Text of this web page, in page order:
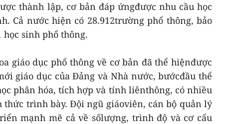
thành lập, cơ bản đáp ứngđược nhu cầu học
Cả nước hiện có 28.912trường phổ thông, bảo
học sinh phổ thông.
giáo dục phổ thông về cơ bản đã thể hiệnđược
giáo dục của Đảng và Nhà nước, bướcđầu thể
phân hóa, tích hợp và tính liênthông, có nhiều
trình bày. Đội ngũ giáoviên, cán bộ quản lý
mạnh mẽ cả về sốlượng, trình độ và cơ cấu